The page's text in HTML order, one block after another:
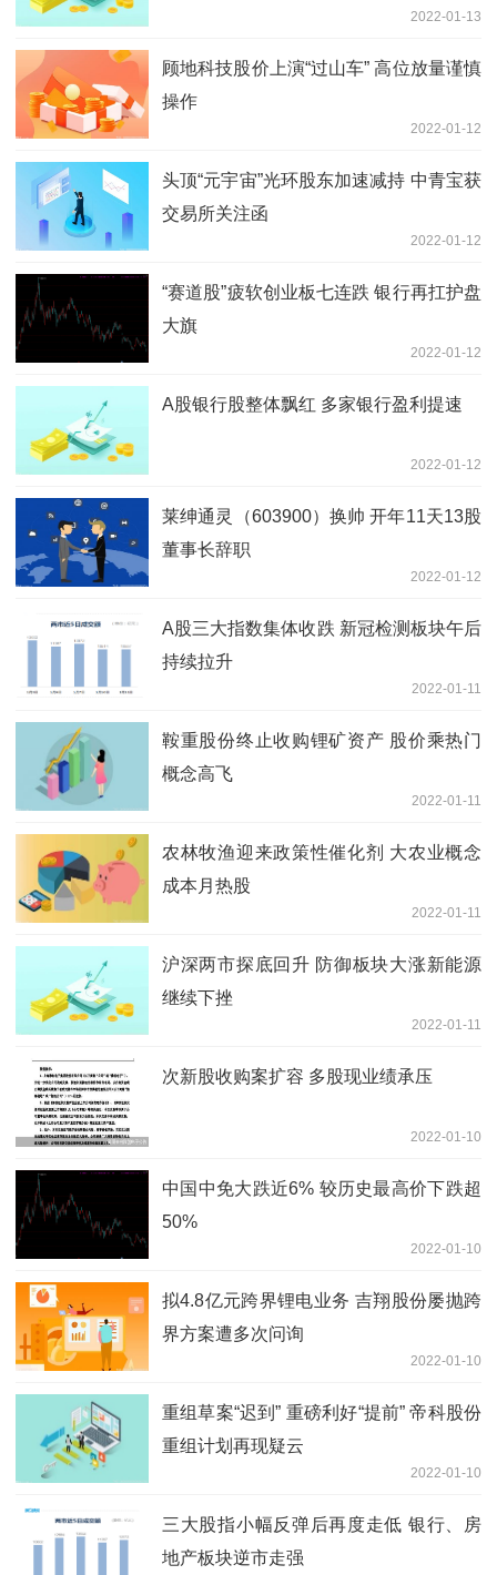
2022-01-13
顾地科技股价上演“过山车” 高位放量谨慎
操作
2022-01-12
头顶“元宇宙”光环股东加速减持 中青宝获
交易所关注函
2022-01-12
“赛道股”疲软创业板七连跌 银行再扛护盘
大旗
2022-01-12
A股银行股整体飘红 多家银行盈利提速
2022-01-12
莱绅通灵（603900）换帅 开年11天13股
董事长辞职
2022-01-12
A股三大指数集体收跌 新冠检测板块午后
持续拉升
2022-01-11
鞍重股份终止收购锂矿资产 股价乘热门
概念高飞
2022-01-11
农林牧渔迎来政策性催化剂 大农业概念
成本月热股
2022-01-11
沪深两市探底回升 防御板块大涨新能源
继续下挫
2022-01-11
次新股收购案扩容 多股现业绩承压
2022-01-10
中国中免大跌近6% 较历史最高价下跌超
50%
2022-01-10
拟4.8亿元跨界锂电业务 吉翔股份屡抛跨
界方案遭多次问询
2022-01-10
重组草案“迟到” 重磅利好“提前” 帝科股份
重组计划再现疑云
2022-01-10
三大股指小幅反弹后再度走低 银行、房
地产板块逆市走强